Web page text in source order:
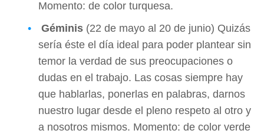
Momento: de color turquesa.
Géminis (22 de mayo al 20 de junio) Quizás
sería éste el día ideal para poder plantear sin
temor la verdad de sus preocupaciones o
dudas en el trabajo. Las cosas siempre hay
que hablarlas, ponerlas en palabras, darnos
nuestro lugar desde el pleno respeto al otro y
a nosotros mismos. Momento: de color verde